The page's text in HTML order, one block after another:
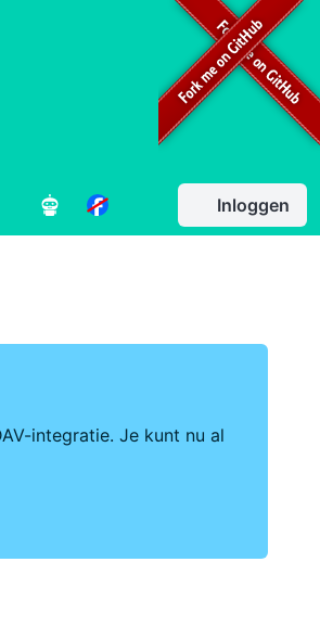
Inloggen
integratie. Je kunt nu al